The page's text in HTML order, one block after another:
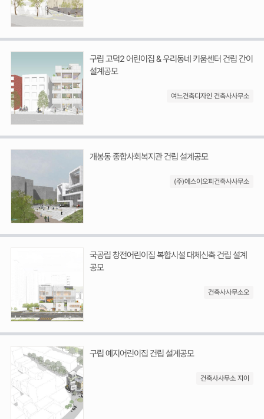
구립 고덕2 어린이집 & 우리동네 키움센터 건립 간이
설계공모
여느건축디자인 건축사사무소
개봉동 종합사회복지관 건립 설계공모
(주)에스이오피건축사사무소
국공립 창전어린이집 복합시설 대체신축 건립 설계
공모
건축사사무소오
구립 예지어린이집 건립 설계공모
건축사사무소 지이